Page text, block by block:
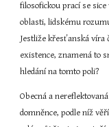
filosofickou prací se
oblasti, lidskému
Jestliže křesťanská víra
existence, znamená to
hledání na tomto poli?
Obecná a
domněnce, podle níž